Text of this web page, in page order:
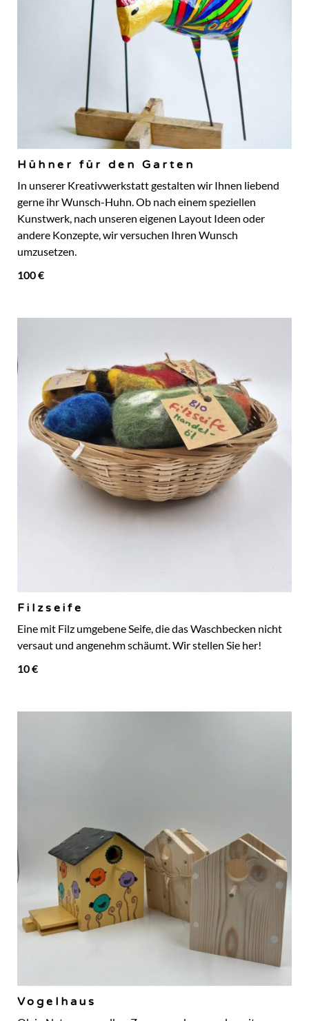
Hühner für den Garten
In unserer Kreativwerkstatt gestalten wir Ihnen liebend
gerne ihr Wunsch-Huhn. Ob nach einem speziellen
Kunstwerk, nach unseren eigenen Layout Ideen oder
andere Konzepte, wir versuchen Ihren Wunsch
umzusetzen.
100 €
Filzseife
Eine mit Filz umgebene Seife, die das Waschbecken nicht
versaut und angenehm schäumt. Wir stellen Sie her!
10 €
Vogelhaus